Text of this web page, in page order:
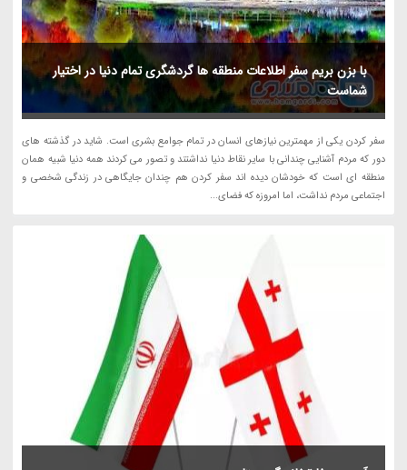
با بزن بریم سفر اطلاعات منطقه ها گردشگری تمام دنیا در اختیار
شماست
سفر کردن یکی از مهمترین نیازهای انسان در تمام جوامع بشری است. شاید در گذشته های
دور که مردم آشنایی چندانی با سایر نقاط دنیا نداشتند و تصور می کردند همه دنیا شبیه همان
منطقه ای است که خودشان دیده اند سفر کردن هم چندان جایگاهی در زندگی شخصی و
اجتماعی مردم نداشت، اما امروزه که فضای...